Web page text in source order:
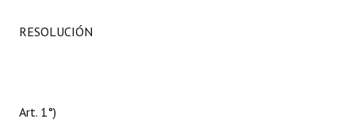
REFORMA DE LA CARTA ORGÁNICA
RESOLUCIÓN
Art. 1°)